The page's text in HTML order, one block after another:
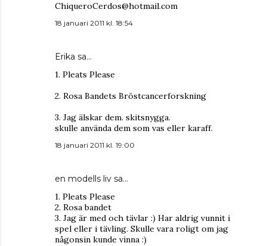
ChiqueroCerdos@hotmail.com
18 januari 2011 kl. 18:54
Erika sa…
1. Pleats Please
2. Rosa Bandets Bröstcancerforskning
3. Jag älskar dem. skitsnygga.
skulle använda dem som vas eller karaff.
18 januari 2011 kl. 19:00
en modells liv sa…
1. Pleats Please
2. Rosa bandet
3. Jag är med och tävlar :) Har aldrig vunnit i
spel eller i tävling. Skulle vara roligt om jag
någonsin kunde vinna :)